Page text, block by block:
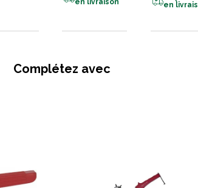
en livraison
en
Complétez avec